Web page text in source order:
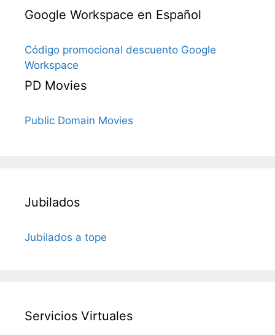
Google Workspace en Español
Código promocional descuento Google
Workspace
PD Movies
Public Domain Movies
Jubilados
Jubilados a tope
Servicios Virtuales